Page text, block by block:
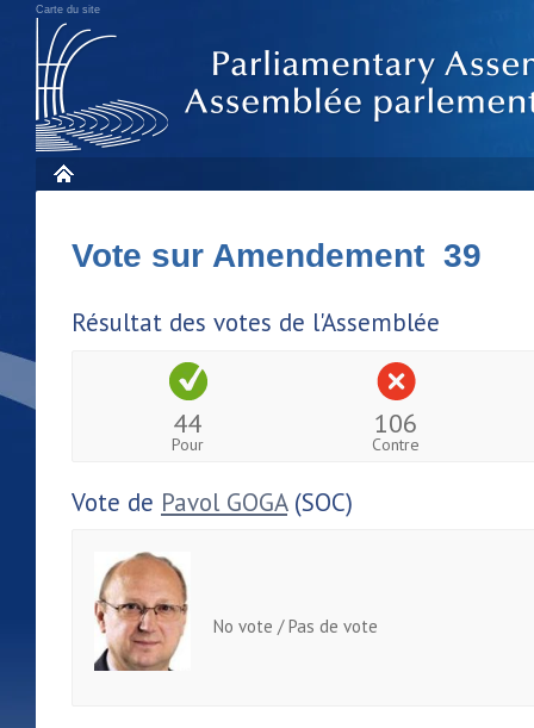
Carte du site
Vote sur Amendement 39
Résultat des votes de l'Assemblée
44
Pour
106
Contre
Vote de Pavol GOGA(SOC)
No vote / Pas de vote